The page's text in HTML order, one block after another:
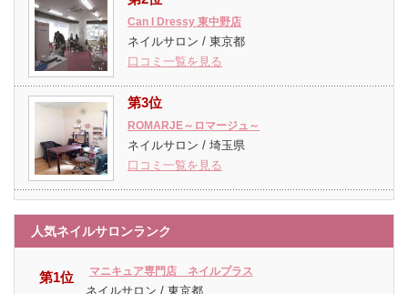
Can I Dressy 東中野店
ネイルサロン / 東京都
口コミ一覧を見る
第3位
ROMARJE～ロマージュ～
ネイルサロン / 埼玉県
口コミ一覧を見る
人気ネイルサロンランク
第1位 マニキュア専門店 ネイルプラス
ネイルサロン / 東京都